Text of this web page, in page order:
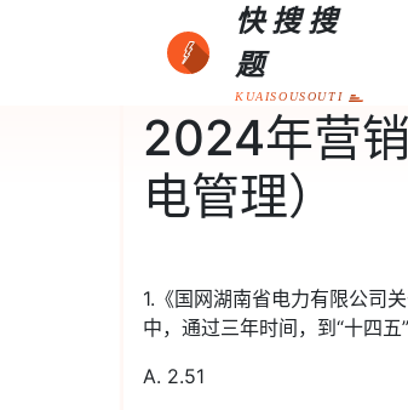
快搜搜
题
KUAISOUSOUTI
2024年营
电管理）
1.《国网湖南省电力有限公司
中，通过三年时间，到“十四
A. 2.51